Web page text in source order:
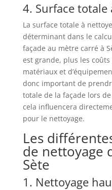
4. Surface
La surface totale à
déterminant dans le
façade au mètre carré à
est grande, plus les
matériaux et
donc important de
totale de la façade lors
cela influencera
pour le nettoyage.
Les
de nettoyage
Sète
1. Nettoyage